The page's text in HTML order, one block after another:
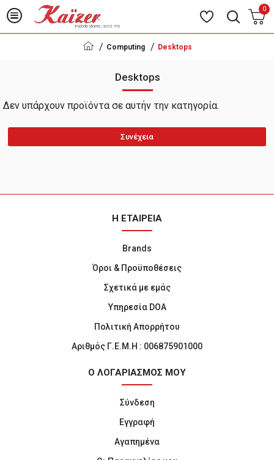
0
Computing Desktops
Desktops
Δεν υπάρχουν προϊόντα σε αυτήν την κατηγορία.
Συνέχεια
Η ΕΤΑΙΡΕΙΑ
Brands
Όροι & Προϋποθέσεις
Σχετικά με εμάς
Υπηρεσία DOA
Πολιτική Απορρήτου
Αριθμός Γ.Ε.Μ.Η : 006875901000
Ο ΛΟΓΑΡΙΑΣΜΟΣ ΜΟΥ
Σύνδεση
Εγγραφή
Αγαπημένα